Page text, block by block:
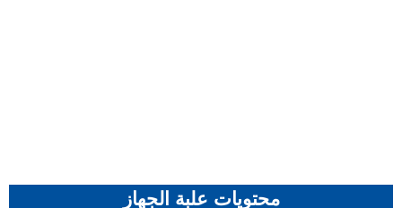
محتويات علبة الجهاز